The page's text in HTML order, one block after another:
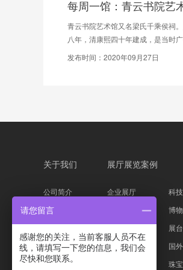
每周一馆：青云书院艺
青云书院艺术馆又名梁氏千乘侯祠
八年，清康熙四十年建成，是当时
发布时间：2020年09月27日
关于我们
公司简介
企业文化
公司资质
服务流程
设计团队
展厅展览案例
企业展厅
科
博
科技展台
展
家具服装
国
珠
请您留言
感谢您的关注，当前客服人员不在
线，请填写一下您的信息，我们会
尽快和您联系。